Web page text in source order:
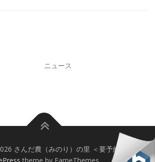
ニュース
さんだ農（みのり）の里 ＜要予約＞